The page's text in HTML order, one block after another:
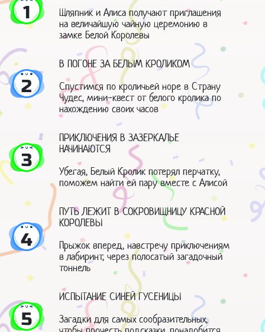
1
Шляпник и Алиса получают приглашения
на величайшую чайную церемонию в
замке Белой Королевы
2
В ПОГОНЕ ЗА БЕЛЫМ КРОЛИКОМ
Спустимся по кроличьей норе в Страну
Чудес, мини-квест от белого кролика по
нахождению своих часов
3
ПРИКЛЮЧЕНИЯ В ЗАЗЕРКАЛЬЕ
НАЧИНАЮТСЯ
Убегая, Белый Кролик потерял перчатку,
поможем найти ей пару вместе с Алисой
4
ПУТЬ ЛЕЖИТ В СОКРОВИЩНИЦУ КРАСНОЙ
КОРОЛЕВЫ
Прыжок вперед, навстречу приключениям
в лабиринт, через полосатый загадочный
тоннель
5
ИСПЫТАНИЕ СИНЕЙ ГУСЕНИЦЫ
Загадки для самых сообразительных,